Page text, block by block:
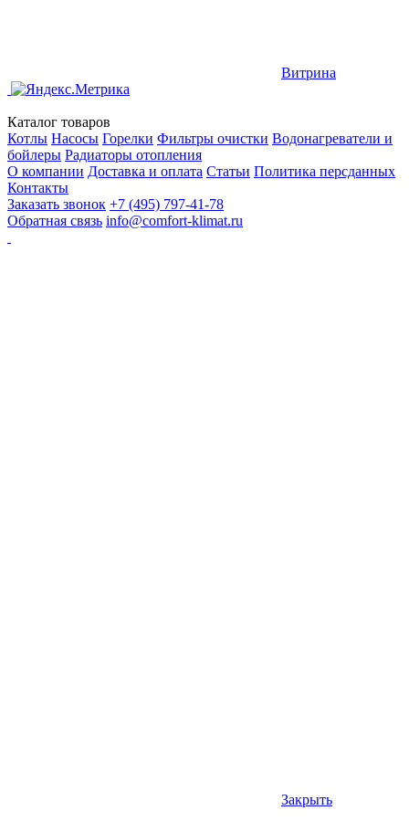
Витрина
Каталог товаров
Котлы Насосы Горелки Фильтры очистки Водонагреватели и
бойлеры Радиаторы отопления
О компании Доставка и оплата Статьи Политика персданных
Контакты
Заказать звонок +7 (495) 797-41-78
Обратная связь info@comfort-klimat.ru
Закрыть